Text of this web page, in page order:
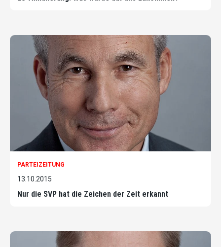
PARTEIZEITUNG
13.10.2015
Nur die SVP hat die Zeichen der Zeit erkannt